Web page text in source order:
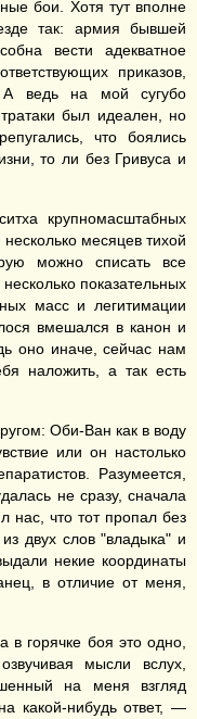
бои. Хотя тут вполне
так: армия бывшей
вести адекватное
приказов,
А ведь на мой сугубо
был идеален, но
что боялись
то ли без Гривуса и
крупномасштабных
месяцев тихой
можно списать все
показательных
масс и легитимации
вмешался в канон и
оно иначе, сейчас нам
наложить, а так есть
Оби-Ван как в воду
или он настолько
Разумеется,
не сразу, сначала
нас, что тот пропал без
двух слов "владыка" и
некие координаты
в отличие от меня,
в горячке боя это одно,
мысли вслух,
на меня взгляд
какой-нибудь ответ, —